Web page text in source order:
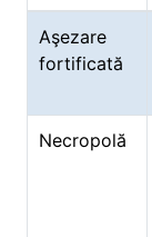
Aşezare
fortificată
Necropolă